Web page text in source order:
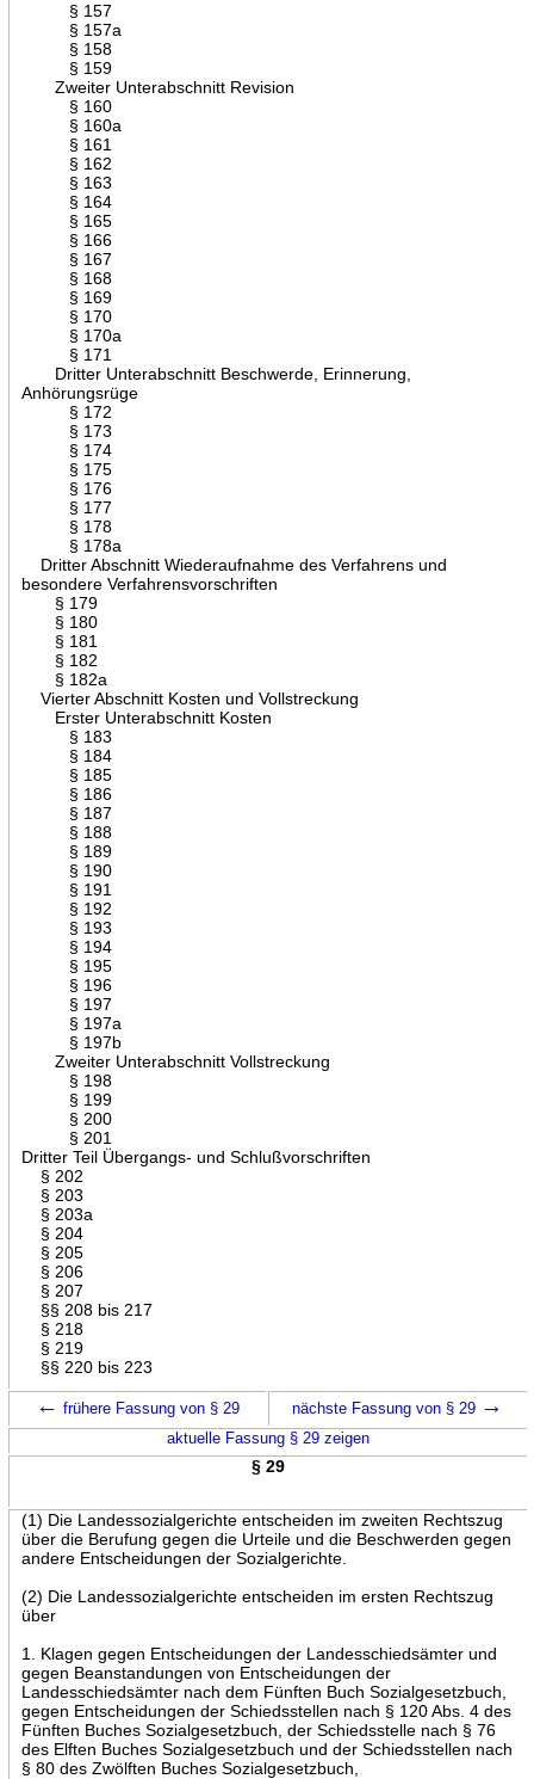
§ 157
§ 157a
§ 158
§ 159
Zweiter Unterabschnitt Revision
§ 160
§ 160a
§ 161
§ 162
§ 163
§ 164
§ 165
§ 166
§ 167
§ 168
§ 169
§ 170
§ 170a
§ 171
Dritter Unterabschnitt Beschwerde, Erinnerung,
Anhörungsrüge
§ 172
§ 173
§ 174
§ 175
§ 176
§ 177
§ 178
§ 178a
Dritter Abschnitt Wiederaufnahme des Verfahrens und
besondere Verfahrensvorschriften
§ 179
§ 180
§ 181
§ 182
§ 182a
Vierter Abschnitt Kosten und Vollstreckung
Erster Unterabschnitt Kosten
§ 183
§ 184
§ 185
§ 186
§ 187
§ 188
§ 189
§ 190
§ 191
§ 192
§ 193
§ 194
§ 195
§ 196
§ 197
§ 197a
§ 197b
Zweiter Unterabschnitt Vollstreckung
§ 198
§ 199
§ 200
§ 201
Dritter Teil Übergangs- und Schlußvorschriften
§ 202
§ 203
§ 203a
§ 204
§ 205
§ 206
§ 207
§§ 208 bis 217
§ 218
§ 219
§§ 220 bis 223
← frühere Fassung von § 29 nächste Fassung von § 29 →
aktuelle Fassung § 29 zeigen
§ 29
(1) Die Landessozialgerichte entscheiden im zweiten Rechtszug
über die Berufung gegen die Urteile und die Beschwerden gegen
andere Entscheidungen der Sozialgerichte.
(2) Die Landessozialgerichte entscheiden im ersten Rechtszug
über
1. Klagen gegen Entscheidungen der Landesschiedsämter und
gegen Beanstandungen von Entscheidungen der
Landesschiedsämter nach dem Fünften Buch Sozialgesetzbuch,
gegen Entscheidungen der Schiedsstellen nach § 120 Abs. 4 des
Fünften Buches Sozialgesetzbuch, der Schiedsstelle nach § 76
des Elften Buches Sozialgesetzbuch und der Schiedsstellen nach
§ 80 des Zwölften Buches Sozialgesetzbuch,